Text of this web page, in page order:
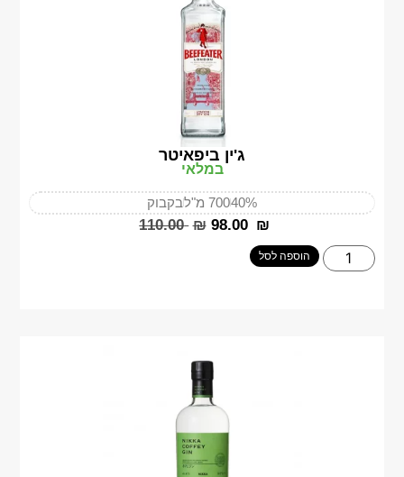
ג'ין ביפאיטר
במלאי
40%700 מ"ל בקבוק
‎110.00 ₪ ‎98.00 ₪
הוספה לסל